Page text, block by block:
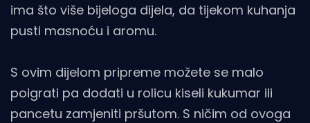
ima što više bijeloga dijela, da tijekom kuhanja
pusti masnoću i aromu.
S ovim dijelom pripreme možete se malo
poigrati pa dodati u rolicu kiseli kukumar ili
pancetu zamjeniti pršutom. S ničim od ovoga